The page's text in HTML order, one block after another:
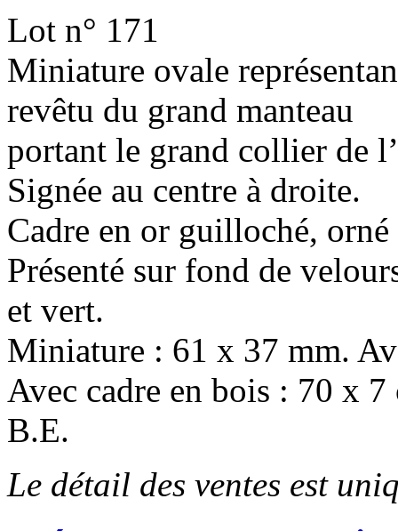
Lot n° 171
Miniature ovale
revêtu du grand manteau
portant le grand collier de
Signée au centre à droite.
Cadre en or guilloché,
Présenté sur fond de
et vert.
Miniature : 61 x 37 mm.
Avec cadre en bois : 70 x 7
B.E.
Le détail des ventes est